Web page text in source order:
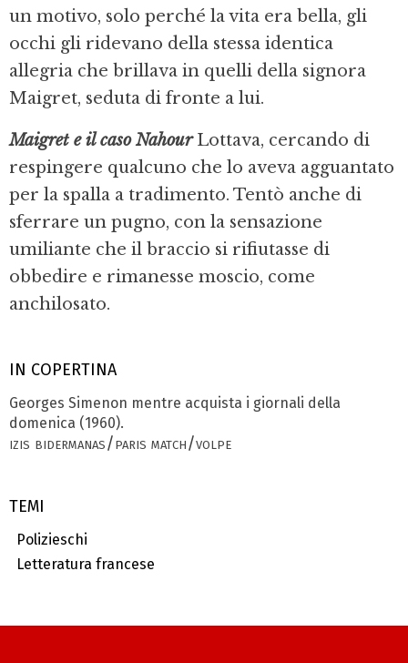
IN COPERTINA
Georges Simenon mentre acquista i giornali della
domenica (1960).
izis bidermanas/paris match/volpe
TEMI
Polizieschi
Letteratura francese
un motivo, solo perché la vita era bella, gli
occhi gli ridevano della stessa identica
allegria che brillava in quelli della signora
Maigret, seduta di fronte a lui.
Maigret e il caso NahourLottava, cercando di
respingere qualcuno che lo aveva agguantato
per la spalla a tradimento. Tentò anche di
sferrare un pugno, con la sensazione
umiliante che il braccio si rifiutasse di
obbedire e rimanesse moscio, come
anchilosato.